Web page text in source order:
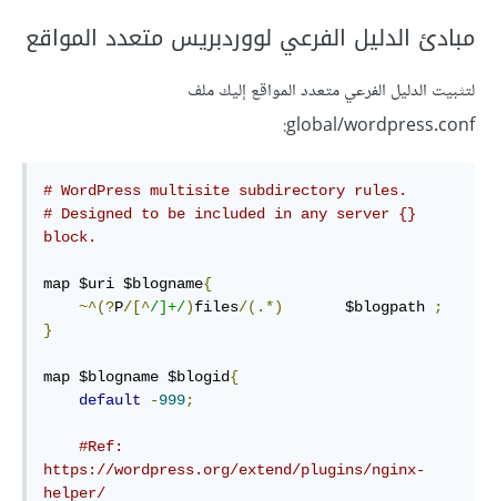
مبادئ الدليل الفرعي لووردبريس متعدد المواقع
لتثبيت الدليل الفرعي متعدد المواقع إليك ملف
global/wordpress.conf:
# WordPress multisite subdirectory rules.
# Designed to be included in any server {}
block.
map $uri $blogname{
~^(?P/[^/]+/)files/(.*)
       $blogpath
;
}
map $blogname $blogid{
default
-999;
#Ref:
https://wordpress.org/extend/plugins/nginx-
helper/